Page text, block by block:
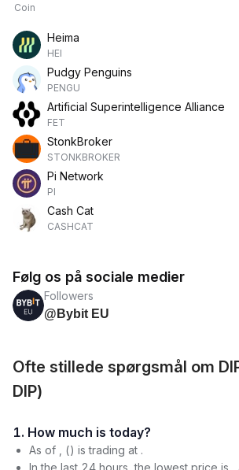
Coin
Heima
HEI
Pudgy Penguins
PENGU
Artificial Superintelligence Alliance
FET
StonkBroker
STONKBROKER
Pi Network
PI
Cash Cat
CASHCAT
Følg os på sociale medier
Followers
@Bybit EU
Ofte stillede spørgsmål om
DIP)
1. How much is today?
As of , () is trading at .
In the last 24 hours, the lowest price is ,